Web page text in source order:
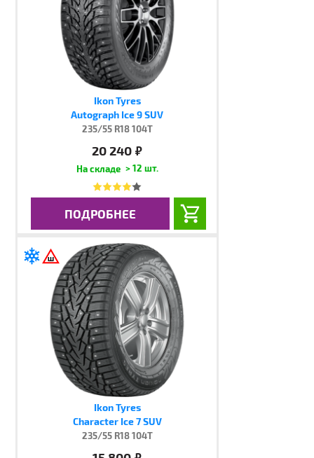
Ikon Tyres
Autograph Ice 9 SUV
235/55 R18 104T
20 240 руб.
> 12 шт.
ПОДРОБНЕЕ
Ikon Tyres
Character Ice 7 SUV
235/55 R18 104T